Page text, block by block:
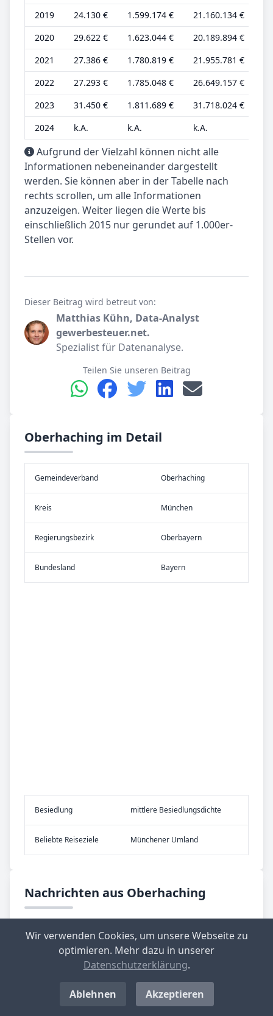
2019
24.130 € 1.599.174 € 21.160.134 €
2020
29.622 € 1.623.044 € 20.189.894 €
2021
27.386 € 1.780.819 € 21.955.781 €
2022
27.293 € 1.785.048 € 26.649.157 €
2023
31.450 € 1.811.689 € 31.718.024 €
2024
k.A. k.A. k.A.
Aufgrund der Vielzahl können nicht alle
Informationen nebeneinander dargestellt
werden. Sie können aber in der Tabelle nach
rechts scrollen, um alle Informationen
anzuzeigen. Weiter liegen die Werte bis
einschließlich 2015 nur gerundet auf 1.000er-
Stellen vor.
Dieser Beitrag wird betreut von:
Matthias Kühn, Data-Analyst
gewerbesteuer.net.
Spezialist für Datenanalyse.
Teilen Sie unseren Beitrag
Oberhaching im Detail
Gemeinde­verband Oberhaching
Kreis München
Re­gier­ungs­bezirk Oberbayern
Bundes­land Bayern
Be­sied­lung mittlere Besiedlungsdichte
Be­lieb­te Rei­se­zie­le Münchener Umland
Nachrichten aus Oberhaching
Wir verwenden Cookies, um unsere Webseite zu
optimieren. Mehr dazu in unserer
Datenschutzerklärung.
Ablehnen Akzeptieren